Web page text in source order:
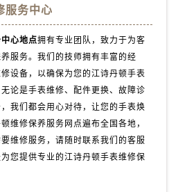
服务中心
心地点拥有专业团队，致力于为客
服务。我们的技师拥有丰富的经
设备，以确保为您的江诗丹顿手表
论是手表维修、配件更换、故障诊
我们都会用心对待，让您的手表焕
维修保养服务网点遍布全国各地，
维修服务，请随时联系我们的客服
您提供专业的江诗丹顿手表维修保